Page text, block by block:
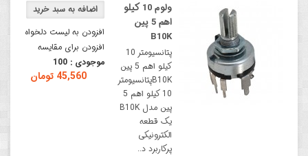
افزودن به لیست دلخواه
افزودن برای مقایسه
موجودی : 100
45,560 تومان
ولوم 10 کیلو
اهم 5 پین
B10K
پتانسیومتر 10
کیلو اهم 5 پین
B10Kپتانسیومتر
10 کیلو اهم 5
پین مدل B10K
یک قطعه
الکترونیکی
پرکاربرد د..